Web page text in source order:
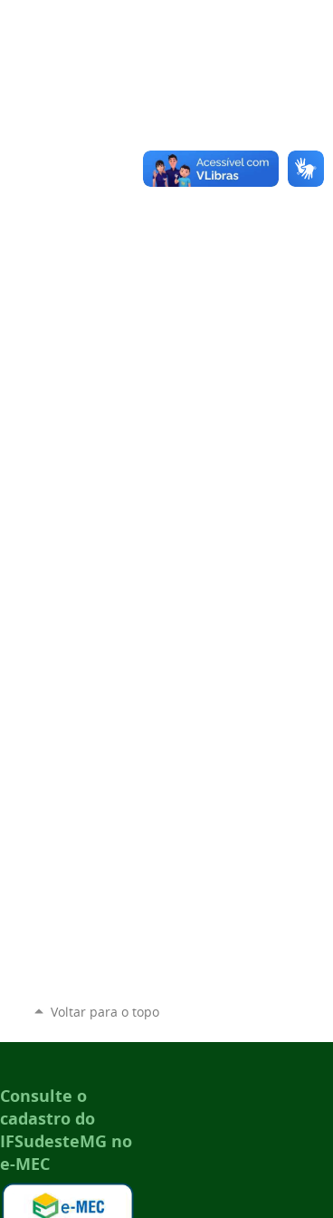
Voltar para o topo
Consulte o
cadastro do
IFSudesteMG no
e-MEC